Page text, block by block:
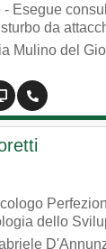
Esegue
da
Mulino del
dello